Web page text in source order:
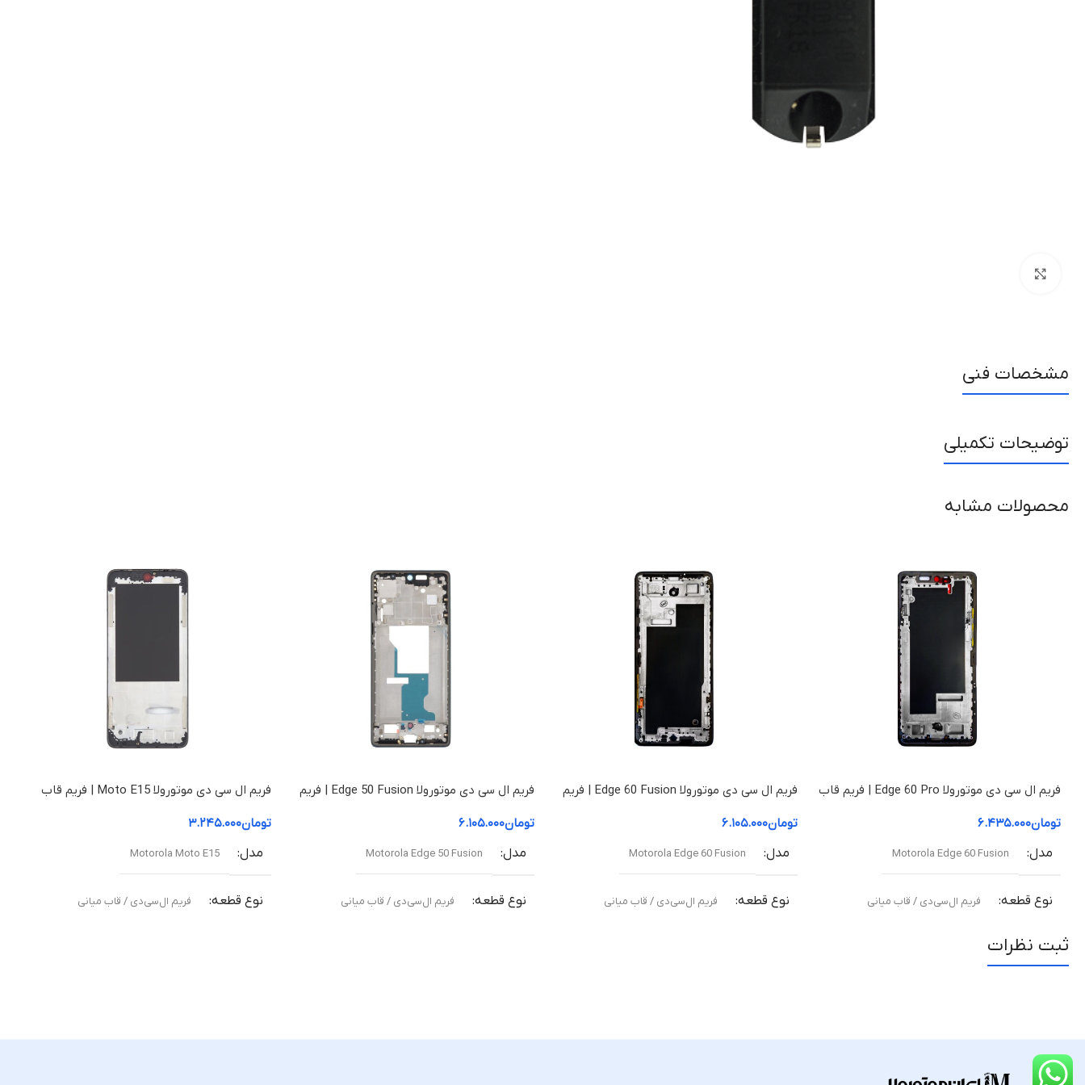
مشخصات فنی
توضیحات تکمیلی
محصولات مشابه
فریم ال سی دی موتورولا Edge 60 Pro | فریم قاب
تومان۶.۴۳۵.۰۰۰
مدل
Motorola Edge 60 Fusion
نوع قطعه فریم ال‌سی‌دی / قاب میانی
مناسب برای
کیفیت ساخت
اورجینال (Original Equipment Manufacturer –
فریم ال سی دی موتورولا Edge 60 Fusion | فریم
تومان۶.۱۰۵.۰۰۰
مدل
Motorola Edge 60 Fusion
نوع قطعه فریم ال‌سی‌دی / قاب میانی
کیفیت ساخت
فریم ال سی دی موتورولا Edge 50 Fusion | فریم
تومان۶.۱۰۵.۰۰۰
مدل
Motorola Edge 50 Fusion
نوع قطعه فریم ال‌سی‌دی / قاب میانی
کیفیت ساخت
فریم ال سی دی موتورولا Moto E15 | فریم قاب
تومان۳.۲۴۵.۰۰۰
مدل
Motorola Moto E15
نوع قطعه فریم ال‌سی‌دی / قاب میانی
کیفیت ساخت
ثبت نظرات